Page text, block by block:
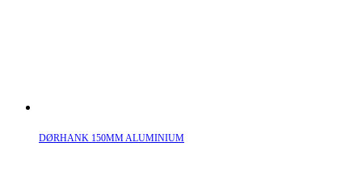
DØRHANK 150MM ALUMINIUM